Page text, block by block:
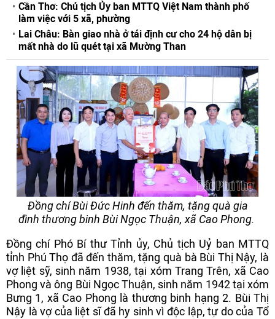
Cần Thơ: Chủ tịch Ủy ban MTTQ Việt Nam thành phố
làm việc với 5 xã, phường
Lai Châu: Bàn giao nhà ở tái định cư cho 24 hộ dân bị
mất nhà do lũ quét tại xã Mường Than
Đồng chí Bùi Đức Hinh đến thăm, tặng quà gia
đình thương binh Bùi Ngọc Thuận, xã Cao Phong.
Đồng chí Phó Bí thư Tỉnh ủy, Chủ tịch Uỷ ban MTTQ
tỉnh Phú Thọ đã đến thăm, tặng quà bà Bùi Thị Nậy, là
vợ liệt sỹ, sinh năm 1938, tại xóm Trang Trên, xã Cao
Phong và ông Bùi Ngọc Thuận, sinh năm 1942 tại xóm
Bưng 1, xã Cao Phong là thương binh hạng 2. Bùi Thị
Nậy là vợ của liệt sĩ đã hy sinh vì độc lập, tự do của Tổ